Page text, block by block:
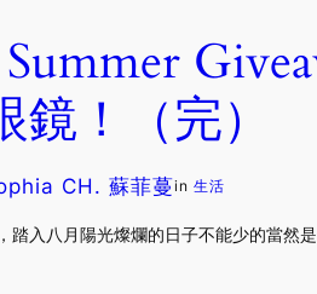
！（完）
CH. 蘇菲蔓in 生活
入八月陽光燦爛的日子不能少的當然